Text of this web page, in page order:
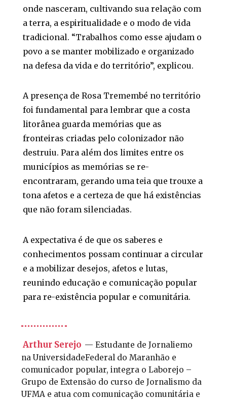
onde nasceram, cultivando sua relação com
a terra, a espiritualidade e o modo de vida
tradicional. “Trabalhos como esse ajudam o
povo a se manter mobilizado e organizado
na defesa da vida e do território”, explicou.
A presença de Rosa Tremembé no território
foi fundamental para lembrar que a costa
litorânea guarda memórias que as
fronteiras criadas pelo colonizador não
destruiu. Para além dos limites entre os
municípios as memórias se re-
encontraram, gerando uma teia que trouxe a
tona afetos e a certeza de que há existências
que não foram silenciadas.
A expectativa é de que os saberes e
conhecimentos possam continuar a circular
e a mobilizar desejos, afetos e lutas,
reunindo educação e comunicação popular
para re-existência popular e comunitária.
Arthur Serejo — Estudante de Jornaliemo
na UniversidadeFederal do Maranhão e
comunicador popular, integra o Laborejo –
Grupo de Extensão do curso de Jornalismo da
UFMA e atua com comunicação comunitária e